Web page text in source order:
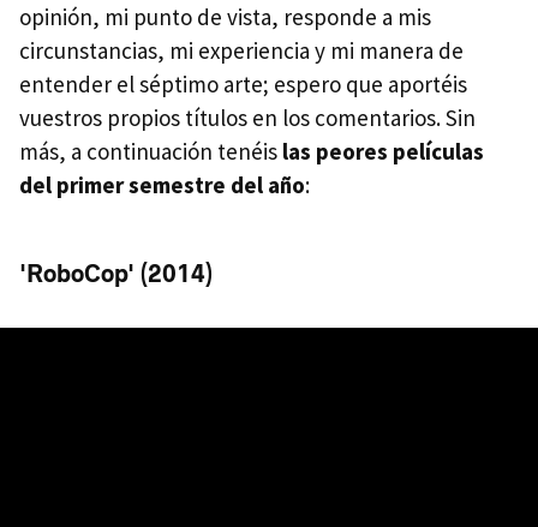
opinión, mi punto de vista, responde a mis
circunstancias, mi experiencia y mi manera de
entender el séptimo arte; espero que aportéis
vuestros propios títulos en los comentarios. Sin
más, a continuación tenéis las peores películas
del primer semestre del año:
'RoboCop' (2014)